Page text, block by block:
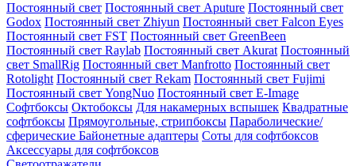
Постоянный свет Постоянный свет Aputure Постоянный свет
Godox Постоянный свет Zhiyun Постоянный свет Falcon Eyes
Постоянный свет FST Постоянный свет GreenBeen
Постоянный свет Raylab Постоянный свет Akurat Постоянный
свет SmallRig Постоянный свет Manfrotto Постоянный свет
Rotolight Постоянный свет Rekam Постоянный свет Fujimi
Постоянный свет YongNuo Постоянный свет E-Image
Софтбоксы Октобоксы Для накамерных вспышек Квадратные
софтбоксы Прямоугольные, стрипбоксы Параболические/
сферические Байонетныe адаптеры Соты для софтбоксов
Аксессуары для софтбоксов